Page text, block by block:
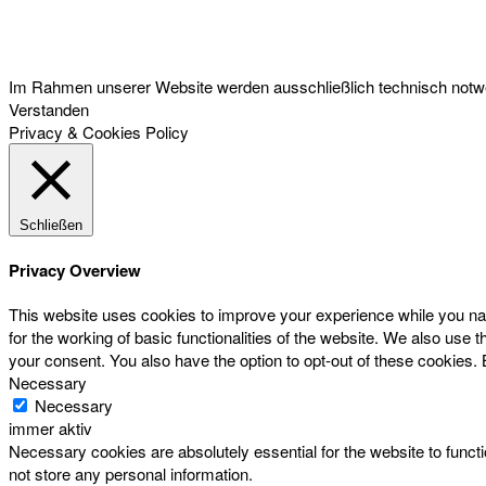
Im Rahmen unserer Website werden ausschließlich technisch
Verstanden
Privacy & Cookies Policy
Schließen
Privacy Overview
This website uses cookies to improve your experience while you
for the working of basic functionalities of the website. We also
your consent. You also have the option to opt-out of these
Necessary
Necessary
immer aktiv
Necessary cookies are absolutely essential for the website to
not store any personal information.